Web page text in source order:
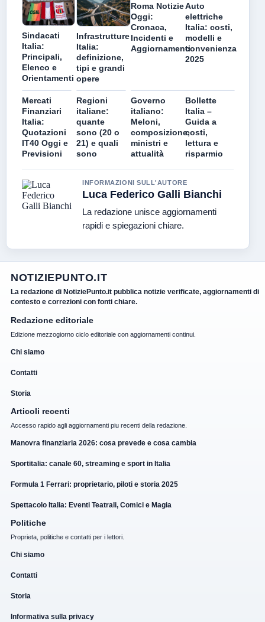
Sindacati
Italia:
Principali,
Elenco e
Orientamenti
Infrastrutture
Italia:
definizione,
tipi e grandi
opere
Roma Notizie
Oggi:
Cronaca,
Incidenti e
Aggiornamenti
Auto
elettriche
Italia: costi,
modelli e
convenienza
2025
Mercati
Finanziari
Italia:
Quotazioni
IT40 Oggi e
Previsioni
Regioni
italiane:
quante
sono (20 o
21) e quali
sono
Governo
italiano:
Meloni,
composizione,
ministri e
attualità
Bollette
Italia –
Guida a
costi,
lettura e
risparmio
INFORMAZIONI SULL'AUTORE
Luca Federico Galli Bianchi
La redazione unisce aggiornamenti
rapidi e spiegazioni chiare.
NOTIZIEPUNTO.IT
La redazione di NotiziePunto.it pubblica notizie verificate, aggiornamenti di
contesto e correzioni con fonti chiare.
Redazione editoriale
Edizione mezzogiorno ciclo editoriale con aggiornamenti continui.
Chi siamo
Contatti
Storia
Articoli recenti
Accesso rapido agli aggiornamenti piu recenti della redazione.
Manovra finanziaria 2026: cosa prevede e cosa cambia
Sportitalia: canale 60, streaming e sport in Italia
Formula 1 Ferrari: proprietario, piloti e storia 2025
Spettacolo Italia: Eventi Teatrali, Comici e Magia
Politiche
Proprieta, politiche e contatti per i lettori.
Chi siamo
Contatti
Storia
Informativa sulla privacy